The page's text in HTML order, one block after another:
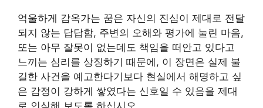
억울하게 감옥가는 꿈은 자신의 진심이 제대로 전달
되지 않는 답답함, 주변의 오해와 평가에 눌린 마음,
또는 아무 잘못이 없는데도 책임을 떠안고 있다고
느끼는 심리를 상징하기 때문에, 이 장면은 실제 불
길한 사건을 예고한다기보다 현실에서 해명하고 싶
은 감정이 강하게 쌓였다는 신호일 수 있음을 제대
로 인식해 보도록 하십시오.